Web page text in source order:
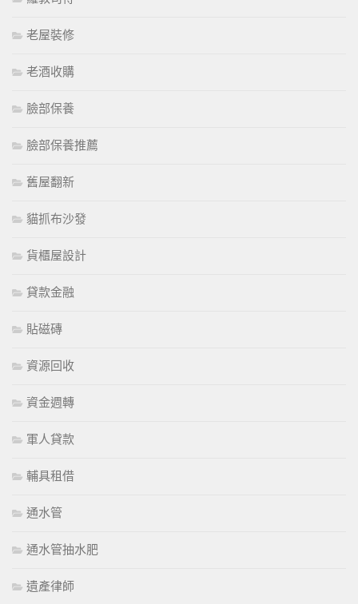
老屋裝修
老酒收購
臉部保養
臉部保養推薦
舊屋翻新
貓抓布沙發
貨櫃屋設計
貸款金融
貼磁磚
資源回收
資金週轉
軍人貸款
輔具租借
通水管
通水管抽水肥
遺產律師